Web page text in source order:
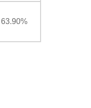
63.90%